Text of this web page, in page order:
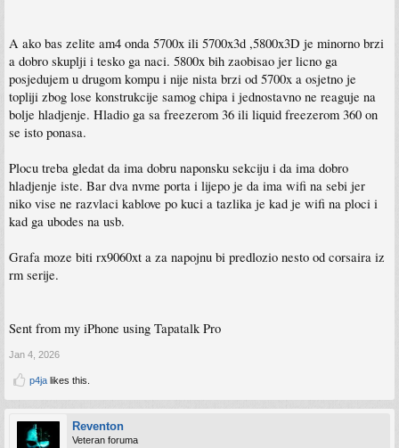
A ako bas zelite am4 onda 5700x ili 5700x3d ,5800x3D je minorno brzi
a dobro skuplji i tesko ga naci. 5800x bih zaobisao jer licno ga
posjedujem u drugom kompu i nije nista brzi od 5700x a osjetno je
topliji zbog lose konstrukcije samog chipa i jednostavno ne reaguje na
bolje hladjenje. Hladio ga sa freezerom 36 ili liquid freezerom 360 on
se isto ponasa.
Plocu treba gledat da ima dobru naponsku sekciju i da ima dobro
hladjenje iste. Bar dva nvme porta i lijepo je da ima wifi na sebi jer
niko vise ne razvlaci kablove po kuci a tazlika je kad je wifi na ploci i
kad ga ubodes na usb.
Grafa moze biti rx9060xt a za napojnu bi predlozio nesto od corsaira iz
rm serije.
Sent from my iPhone using Tapatalk Pro
Jan 4, 2026
p4ja likes this.
Reventon
Veteran foruma